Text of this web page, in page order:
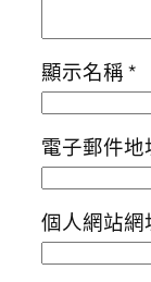
顯示名稱*
電子郵件
個人網站網